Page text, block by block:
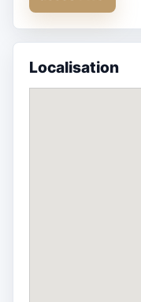
Localisation